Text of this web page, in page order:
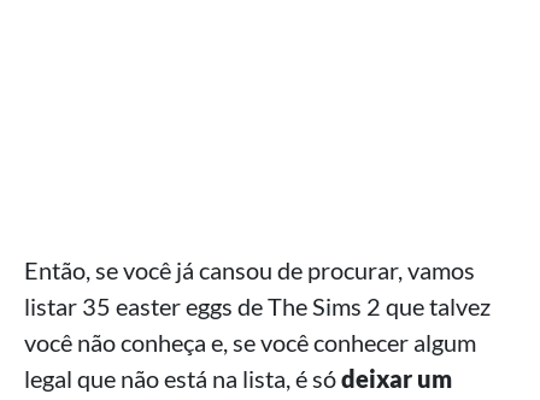
Então, se você já cansou de procurar, vamos
listar 35 easter eggs de The Sims 2 que talvez
você não conheça e, se você conhecer algum
legal que não está na lista, é sódeixar um